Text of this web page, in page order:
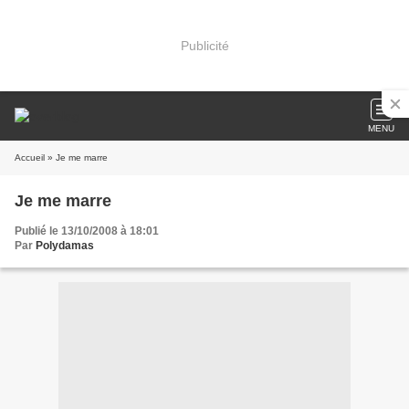
Publicité
MENU
Accueil » Je me marre
Je me marre
Publié le 13/10/2008 à 18:01
Par Polydamas